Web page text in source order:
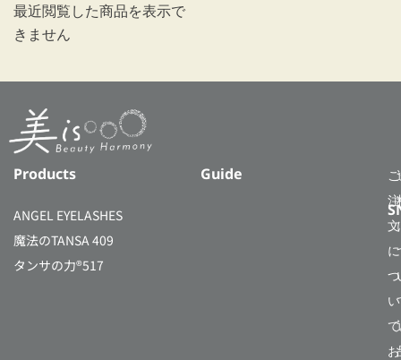
最近閲覧した商品を表示で
きません
Products
ANGEL EYELASHES
魔法のTANSA 409
タンサの力®517
Guide
ご
注
文
に
つ
い
て
お